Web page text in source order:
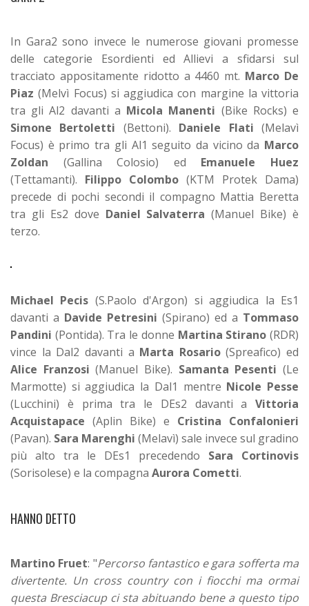
In Gara2 sono invece le numerose giovani promesse
delle categorie Esordienti ed Allievi a sfidarsi sul
tracciato appositamente ridotto a 4460 mt. Marco De
Piaz (Melvì Focus) si aggiudica con margine la vittoria
tra gli Al2 davanti a Micola Manenti (Bike Rocks) e
Simone Bertoletti (Bettoni). Daniele Flati (Melavì
Focus) è primo tra gli Al1 seguito da vicino da Marco
Zoldan (Gallina Colosio) ed Emanuele Huez
(Tettamanti). Filippo Colombo (KTM Protek Dama)
precede di pochi secondi il compagno Mattia Beretta
tra gli Es2 dove Daniel Salvaterra (Manuel Bike) è
terzo.
Michael Pecis (S.Paolo d'Argon) si aggiudica la Es1
davanti a Davide Petresini (Spirano) ed a Tommaso
Pandini (Pontida). Tra le donne Martina Stirano (RDR)
vince la Dal2 davanti a Marta Rosario(Spreafico) ed
Alice Franzosi (Manuel Bike). Samanta Pesenti (Le
Marmotte) si aggiudica la Dal1 mentre Nicole Pesse
(Lucchini) è prima tra le DEs2 davanti a Vittoria
Acquistapace (Aplin Bike) e Cristina Confalonieri
(Pavan). Sara Marenghi (Melavì) sale invece sul gradino
più alto tra le DEs1 precedendo Sara Cortinovis
(Sorisolese) e la compagna Aurora Cometti.
HANNO DETTO
Martino Fruet: "Percorso fantastico e gara sofferta ma
divertente. Un cross country con i fiocchi ma ormai
questa Bresciacup ci sta abituando bene a questo tipo